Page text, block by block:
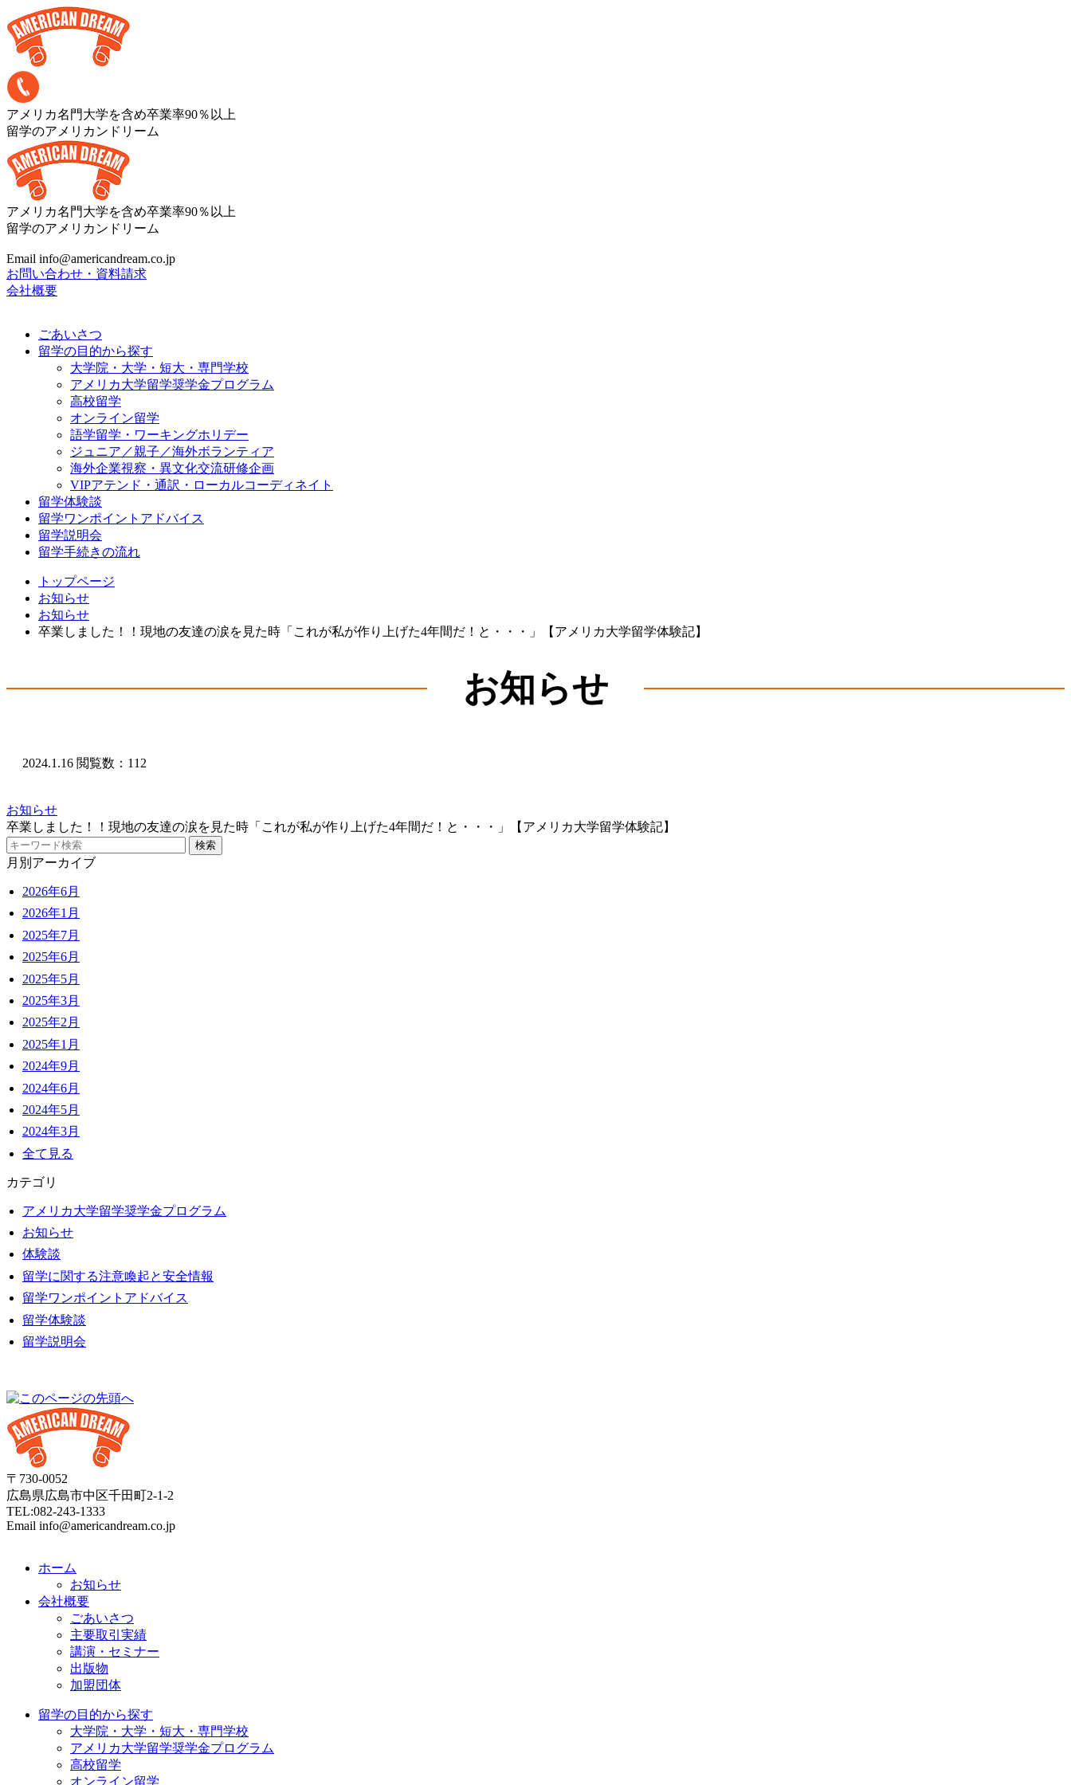
アメリカ名門大学を含め卒業率90％以上
留学のアメリカンドリーム
アメリカ名門大学を含め卒業率90％以上
留学のアメリカンドリーム
Email info@americandream.co.jp
お問い合わせ・資料請求
会社概要
ごあいさつ
留学の目的から探す
大学院・大学・短大・専門学校
アメリカ大学留学奨学金プログラム
高校留学
オンライン留学
語学留学・ワーキングホリデー
ジュニア／親子／海外ボランティア
海外企業視察・異文化交流研修企画
VIPアテンド・通訳・ローカルコーディネイト
留学体験談
留学ワンポイントアドバイス
留学説明会
留学手続きの流れ
トップページ
お知らせ
お知らせ
卒業しました！！現地の友達の涙を見た時「これが私が作り上げた4年間だ！と・・・」【アメリカ大学留学体験記】
お知らせ
2024.1.16 閲覧数：112
お知らせ
卒業しました！！現地の友達の涙を見た時「これが私が作り上げた4年間だ！と・・・」【アメリカ大学留学体験記】
月別アーカイブ
2026年6月
2026年1月
2025年7月
2025年6月
2025年5月
2025年3月
2025年2月
2025年1月
2024年9月
2024年6月
2024年5月
2024年3月
全て見る
カテゴリ
アメリカ大学留学奨学金プログラム
お知らせ
体験談
留学に関する注意喚起と安全情報
留学ワンポイントアドバイス
留学体験談
留学説明会
〒730-0052
広島県広島市中区千田町2-1-2
TEL:082-243-1333
Email info@americandream.co.jp
ホーム
お知らせ
会社概要
ごあいさつ
主要取引実績
講演・セミナー
出版物
加盟団体
留学の目的から探す
大学院・大学・短大・専門学校
アメリカ大学留学奨学金プログラム
高校留学
オンライン留学